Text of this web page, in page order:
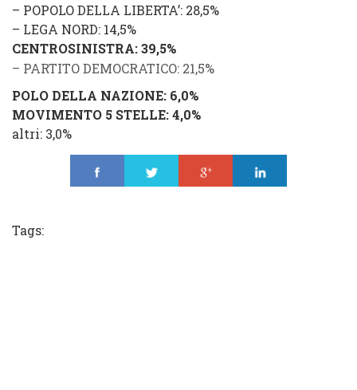
– POPOLO DELLA LIBERTA’: 28,5%
– LEGA NORD: 14,5%
CENTROSINISTRA: 39,5%
– PARTITO DEMOCRATICO: 21,5%
POLO DELLA NAZIONE: 6,0%
MOVIMENTO 5 STELLE: 4,0%
altri: 3,0%
Tags: